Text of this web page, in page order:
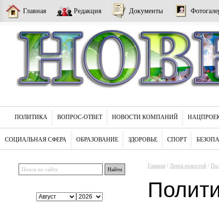
Главная Редакция Документы
ПОЛИТИКА ВОПРОС-ОТВЕТ НОВОСТИ КОМПАНИЙ
СОЦИАЛЬНАЯ СФЕРА ОБРАЗОВАНИЕ ЗДОРОВЬЕ СПОРТ
Главная / Лента новостей /